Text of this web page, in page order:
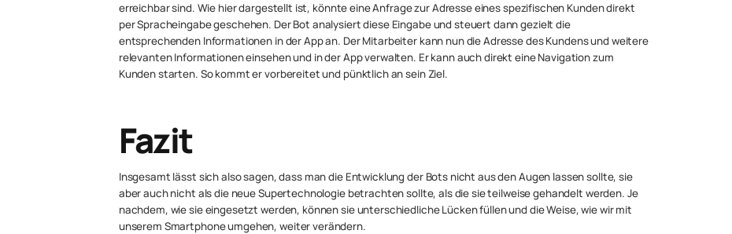
erreichbar sind. Wie hier dargestellt ist, könnte eine Anfrage zur Adresse eines spezifischen Kunden direkt
per Spracheingabe geschehen. Der Bot analysiert diese Eingabe und steuert dann gezielt die
entsprechenden Informationen in der App an. Der Mitarbeiter kann nun die Adresse des Kundens und weitere
relevanten Informationen einsehen und in der App verwalten. Er kann auch direkt eine Navigation zum
Kunden starten. So kommt er vorbereitet und pünktlich an sein Ziel.
Fazit
Insgesamt lässt sich also sagen, dass man die Entwicklung der Bots nicht aus den Augen lassen sollte, sie
aber auch nicht als die neue Supertechnologie betrachten sollte, als die sie teilweise gehandelt werden. Je
nachdem, wie sie eingesetzt werden, können sie unterschiedliche Lücken füllen und die Weise, wie wir mit
unserem Smartphone umgehen, weiter verändern.